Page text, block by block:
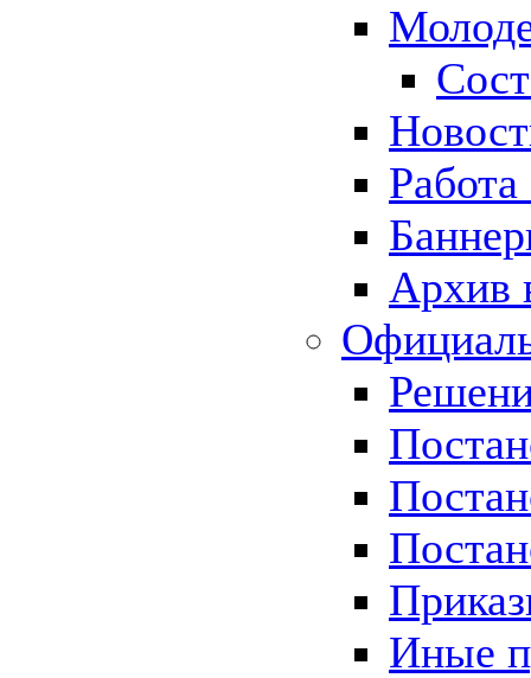
Архив
Иные